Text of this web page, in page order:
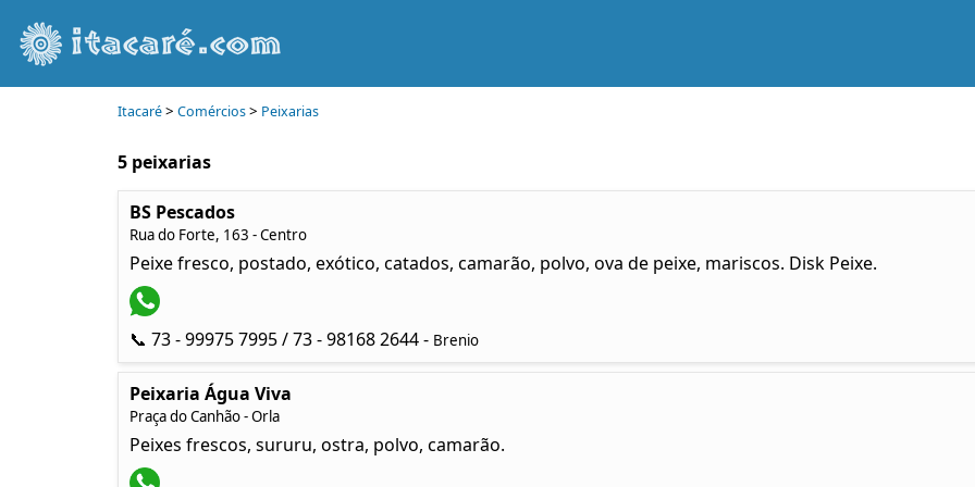
Itacaré> Comércios> Peixarias
5 peixarias
BS Pescados
Rua do Forte, 163 - Centro
Peixe fresco, postado, exótico, catados, camarão, polvo, ova de peixe, mariscos. Disk Peixe.
📞 73 - 99975 7995 / 73 - 98168 2644 - Brenio
Peixaria Água Viva
Praça do Canhão - Orla
Peixes frescos, sururu, ostra, polvo, camarão.